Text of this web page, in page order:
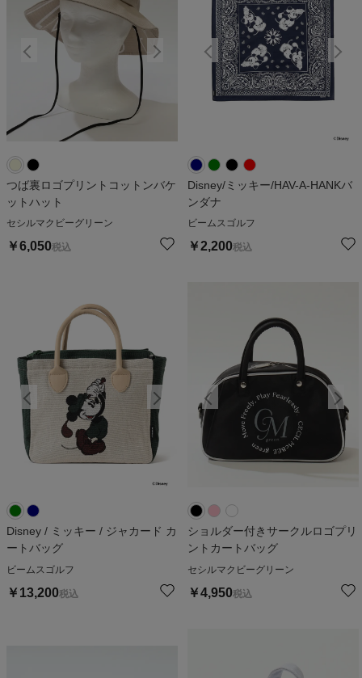
つば裏ロゴプリントコットンバケ
ットハット
セシルマクビーグリーン
￥6,050税込
Disney/ミッキー/HAV-A-HANKバ
ンダナ
ビームスゴルフ
￥2,200税込
Disney / ミッキー / ジャカード カ
ートバッグ
ビームスゴルフ
￥ 13,200税込
ショルダー付きサークルロゴプリ
ントカートバッグ
セシルマクビーグリーン
￥4,950税込